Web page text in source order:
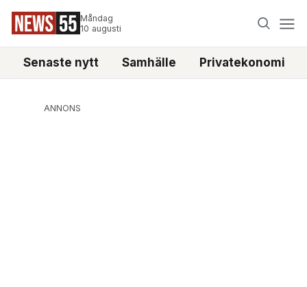
Måndag
10 augusti
Senaste nytt Samhälle Privatekonomi
ANNONS